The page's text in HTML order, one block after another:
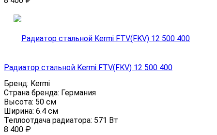
Радиатор стальной Kermi FTV(FKV) 12 500 400
Бренд: Kermi
Страна бренда: Германия
Высота: 50 см
Ширина: 6.4 см
Теплоотдача радиатора: 571 Вт
8 400 ₽